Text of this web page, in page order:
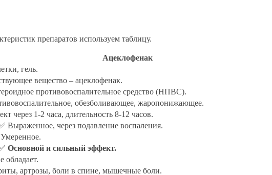
препаратов используем таблицу.
Ацеклофенак
гель.
вещество – ацеклофенак.
противовоспалительное средство (НПВС).
обезболивающее, жаропонижающее.
через 1-2 часа, длительность 8-12 часов.
Выраженное, через подавление воспаления.
Основной и сильный эффект.
обладает.
артрозы, боли в спине, мышечные боли.